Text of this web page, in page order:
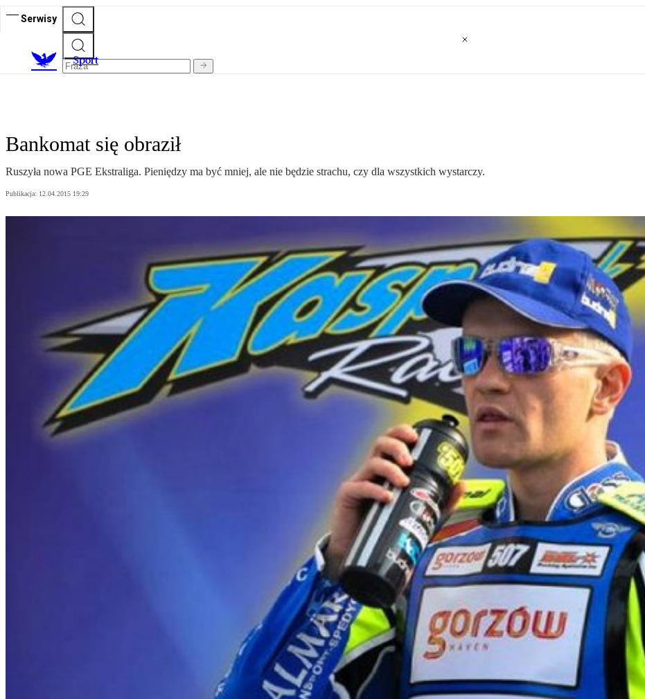
Serwisy
Sport
Bankomat się obraził
Ruszyła nowa PGE Ekstraliga. Pieniędzy ma być mniej, ale nie będzie strachu, czy dla wszystkich wystarczy.
Publikacja: 12.04.2015 19:29